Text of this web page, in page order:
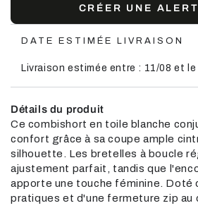
CRÉER UNE
DATE ESTIMÉE LIVRAISON
Livraison estimée entre : 11/08 et le
Détails du produit
Ce combishort en toile blanche
confort grâce à sa coupe ample
silhouette. Les bretelles à boucle
ajustement parfait, tandis que
apporte une touche féminine. Doté
pratiques et d'une fermeture zip au